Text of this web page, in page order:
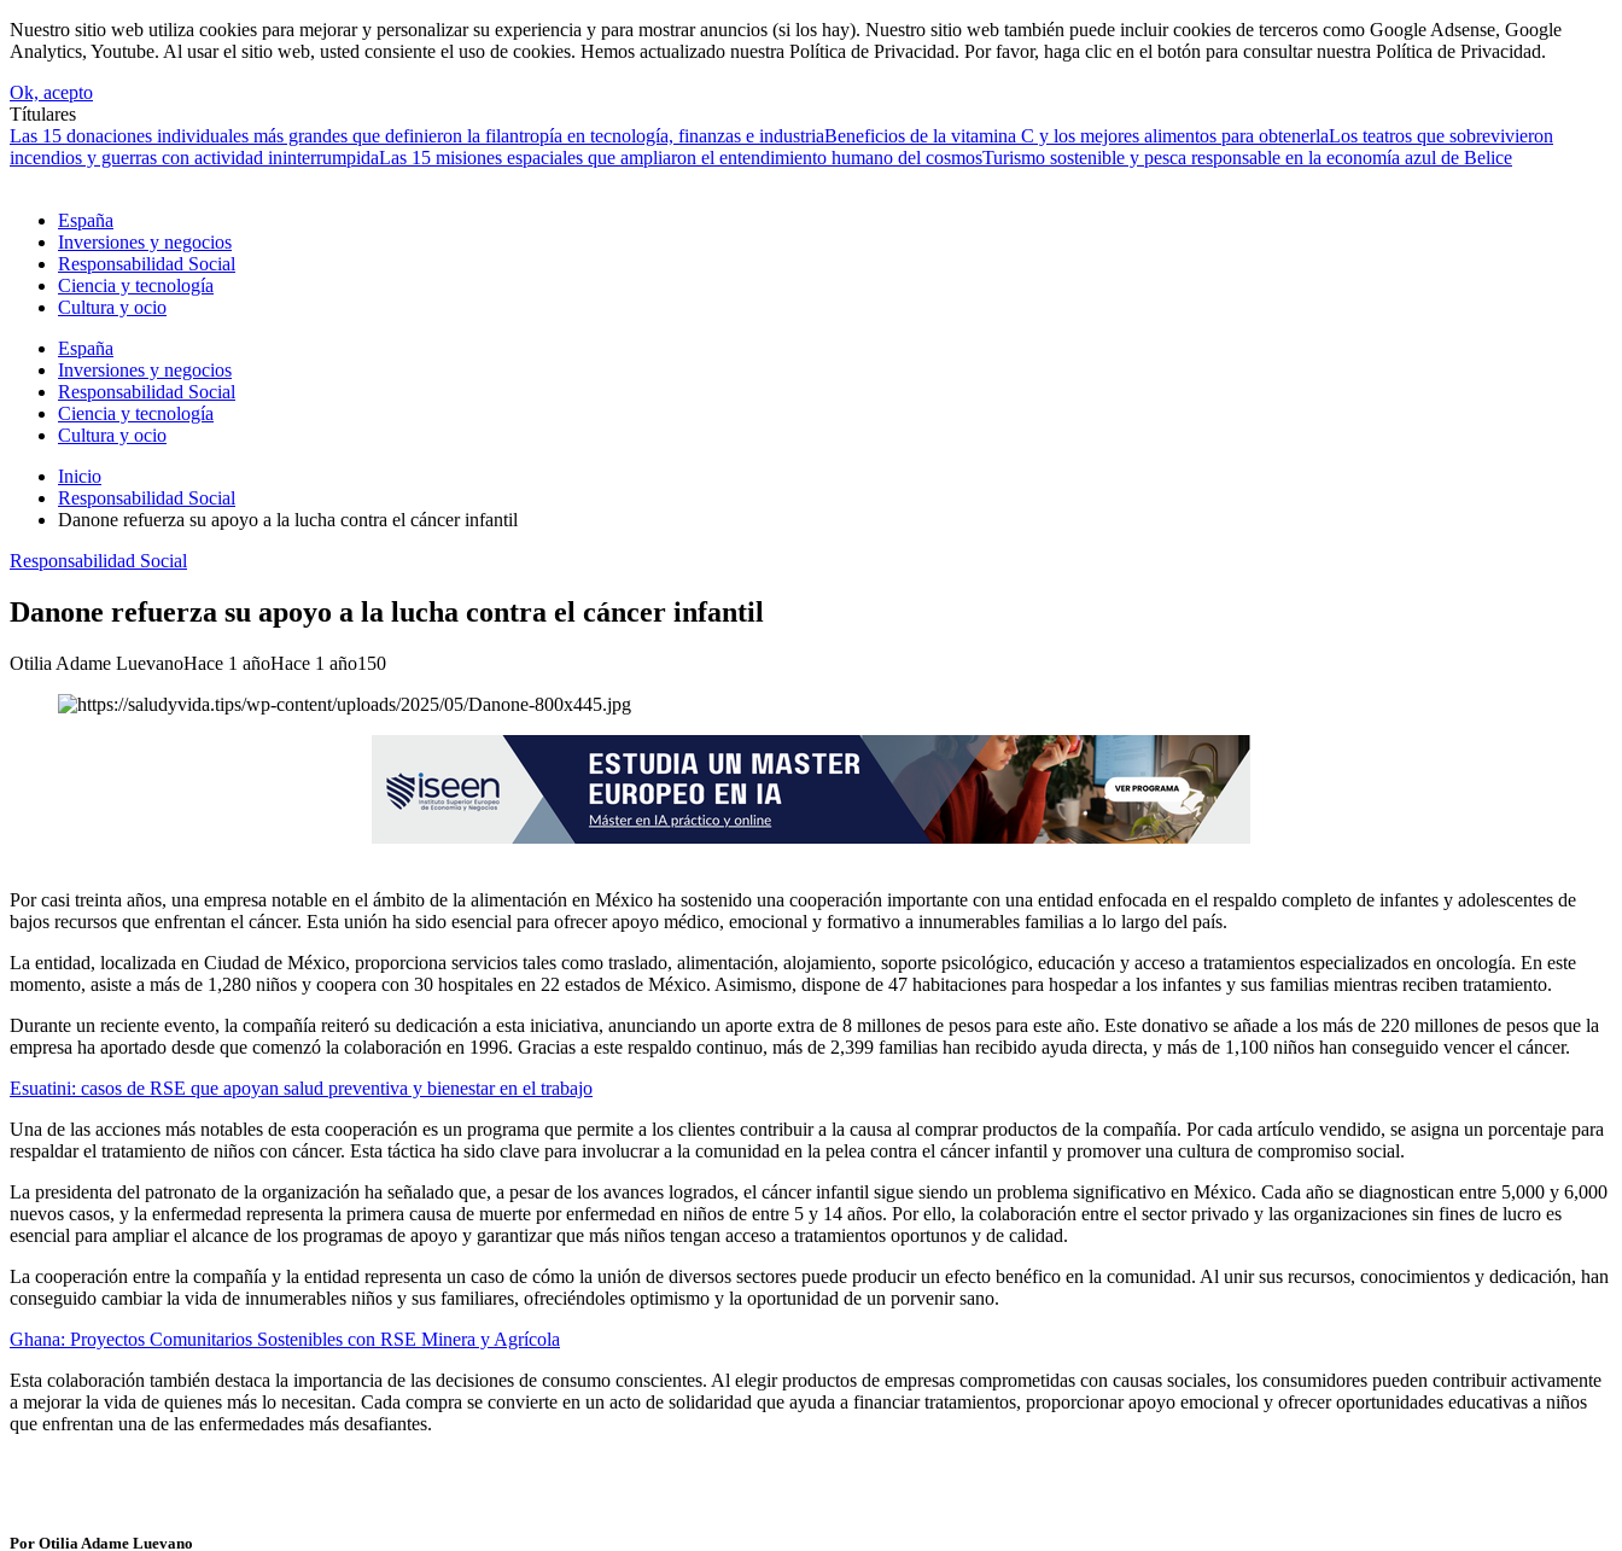
Nuestro sitio web utiliza cookies para mejorar y personalizar su experiencia y para mostrar anuncios (si los hay). Nuestro sitio web también puede incluir cookies de terceros como Google Adsense, Google
Analytics, Youtube. Al usar el sitio web, usted consiente el uso de cookies. Hemos actualizado nuestra Política de Privacidad. Por favor, haga clic en el botón para consultar nuestra Política de Privacidad.
Ok, acepto
Títulares
Las 15 donaciones individuales más grandes que definieron la filantropía en tecnología, finanzas e industriaBeneficios de la vitamina C y los mejores alimentos para obtenerlaLos teatros que sobrevivieron
incendios y guerras con actividad ininterrumpidaLas 15 misiones espaciales que ampliaron el entendimiento humano del cosmosTurismo sostenible y pesca responsable en la economía azul de Belice
España
Inversiones y negocios
Responsabilidad Social
Ciencia y tecnología
Cultura y ocio
España
Inversiones y negocios
Responsabilidad Social
Ciencia y tecnología
Cultura y ocio
Inicio
Responsabilidad Social
Danone refuerza su apoyo a la lucha contra el cáncer infantil
Responsabilidad Social
Danone refuerza su apoyo a la lucha contra el cáncer infantil
Otilia Adame LuevanoHace 1 añoHace 1 año150
Por casi treinta años, una empresa notable en el ámbito de la alimentación en México ha sostenido una cooperación importante con una entidad enfocada en el respaldo completo de infantes y adolescentes de
bajos recursos que enfrentan el cáncer. Esta unión ha sido esencial para ofrecer apoyo médico, emocional y formativo a innumerables familias a lo largo del país.
La entidad, localizada en Ciudad de México, proporciona servicios tales como traslado, alimentación, alojamiento, soporte psicológico, educación y acceso a tratamientos especializados en oncología. En este
momento, asiste a más de 1,280 niños y coopera con 30 hospitales en 22 estados de México. Asimismo, dispone de 47 habitaciones para hospedar a los infantes y sus familias mientras reciben tratamiento.
Durante un reciente evento, la compañía reiteró su dedicación a esta iniciativa, anunciando un aporte extra de 8 millones de pesos para este año. Este donativo se añade a los más de 220 millones de pesos que la
empresa ha aportado desde que comenzó la colaboración en 1996. Gracias a este respaldo continuo, más de 2,399 familias han recibido ayuda directa, y más de 1,100 niños han conseguido vencer el cáncer.
Esuatini: casos de RSE que apoyan salud preventiva y bienestar en el trabajo
Una de las acciones más notables de esta cooperación es un programa que permite a los clientes contribuir a la causa al comprar productos de la compañía. Por cada artículo vendido, se asigna un porcentaje para
respaldar el tratamiento de niños con cáncer. Esta táctica ha sido clave para involucrar a la comunidad en la pelea contra el cáncer infantil y promover una cultura de compromiso social.
La presidenta del patronato de la organización ha señalado que, a pesar de los avances logrados, el cáncer infantil sigue siendo un problema significativo en México. Cada año se diagnostican entre 5,000 y 6,000
nuevos casos, y la enfermedad representa la primera causa de muerte por enfermedad en niños de entre 5 y 14 años. Por ello, la colaboración entre el sector privado y las organizaciones sin fines de lucro es
esencial para ampliar el alcance de los programas de apoyo y garantizar que más niños tengan acceso a tratamientos oportunos y de calidad.
La cooperación entre la compañía y la entidad representa un caso de cómo la unión de diversos sectores puede producir un efecto benéfico en la comunidad. Al unir sus recursos, conocimientos y dedicación, han
conseguido cambiar la vida de innumerables niños y sus familiares, ofreciéndoles optimismo y la oportunidad de un porvenir sano.
Ghana: Proyectos Comunitarios Sostenibles con RSE Minera y Agrícola
Esta colaboración también destaca la importancia de las decisiones de consumo conscientes. Al elegir productos de empresas comprometidas con causas sociales, los consumidores pueden contribuir activamente
a mejorar la vida de quienes más lo necesitan. Cada compra se convierte en un acto de solidaridad que ayuda a financiar tratamientos, proporcionar apoyo emocional y ofrecer oportunidades educativas a niños
que enfrentan una de las enfermedades más desafiantes.
Por Otilia Adame Luevano